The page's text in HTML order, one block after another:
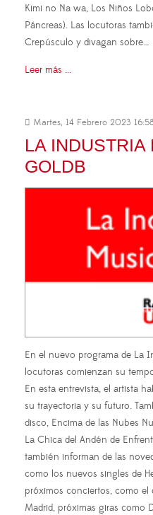
Kimi no Na wa, Los Niños
Páncreas). Las locutoras
Crepúsculo y divagan sobre…
Leer más ...
Martes, 14 Febrero 2023
LA INDUSTRIA
GOLDB
En el nuevo programa de La
locutoras comienzan su
En esta entrevista, el artista
su trayectoria y su futuro.
disco, Encima de las Nubes
La Chica del Andén de
también informan de las
como los nuevos singles de
próximos conciertos, como el
Madrid, próximas giras como